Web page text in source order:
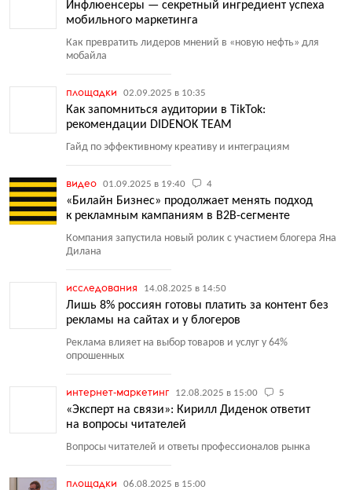
Инфлюенсеры — секретный ингредиент успеха
мобильного маркетинга
Как превратить лидеров мнений в «новую нефть» для
мобайла
площадки 02.09.2025 в 10:35
Как запомниться аудитории в TikTok:
рекомендации DIDENOK TEAM
Гайд по эффективному креативу и интеграциям
видео 01.09.2025 в 19:40 4
«Билайн Бизнес» продолжает менять подход
к рекламным кампаниям в B2B-сегменте
Компания запустила новый ролик с участием блогера Яна
Дилана
исследования 14.08.2025 в 14:50
Лишь 8% россиян готовы платить за контент без
рекламы на сайтах и у блогеров
Реклама влияет на выбор товаров и услуг у 64%
опрошенных
интернет-маркетинг 12.08.2025 в 15:00 5
«Эксперт на связи»: Кирилл Диденок ответит
на вопросы читателей
Вопросы читателей и ответы профессионалов рынка
площадки 06.08.2025 в 15:00